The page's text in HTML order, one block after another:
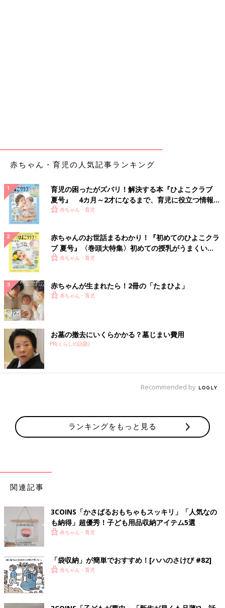
赤ちゃん・育児の人気記事ランキング
育児の困ったがズバリ！解決する本『ひよこクラブ
夏号』 4カ月～2才になるまで、育児に役立つ情報が
いっぱい！
赤ちゃん・育児
赤ちゃんのお世話まるわかり！『初めてのひよこクラ
ブ 夏号』〈巻頭大特集〉初めての授乳がうまくい
く！ おっぱい・ミルクの基本と夏のトラブル 解決テ
赤ちゃん・育児
赤ちゃんが生まれたら！2冊の「たまひよ」
赤ちゃん・育児
お墓の撤去にいくらかかる？墓じまい費用
PR(くらしの話題)
Recommended by
ランキングをもっと見る
関連記事
3COINS「かさばるおもちゃもスッキリ」「人気なの
も納得」超優秀！子ども用品収納アイテム5選
赤ちゃん・育児
「袋収納」が簡単でおすすめ！[ハハのさけび #82]
赤ちゃん・育児